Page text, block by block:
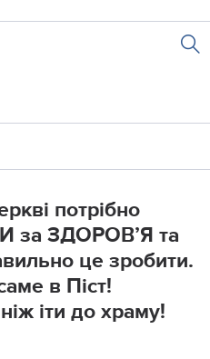
потрібно
за ЗДОРОВ’Я та
це зробити.
в Піст!
іти до храму!